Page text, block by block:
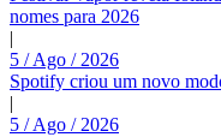
nomes para 2026
|
5 / Ago / 2026
Spotify criou um novo
|
5 / Ago / 2026